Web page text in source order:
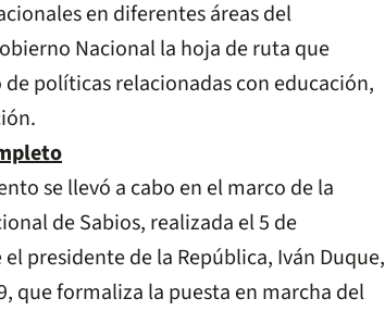
en diferentes áreas del
Nacional la hoja de ruta que
políticas relacionadas con educación,
se llevó a cabo en el marco de la
de Sabios, realizada el 5 de
presidente de la República, Iván Duque,
que formaliza la puesta en marcha del